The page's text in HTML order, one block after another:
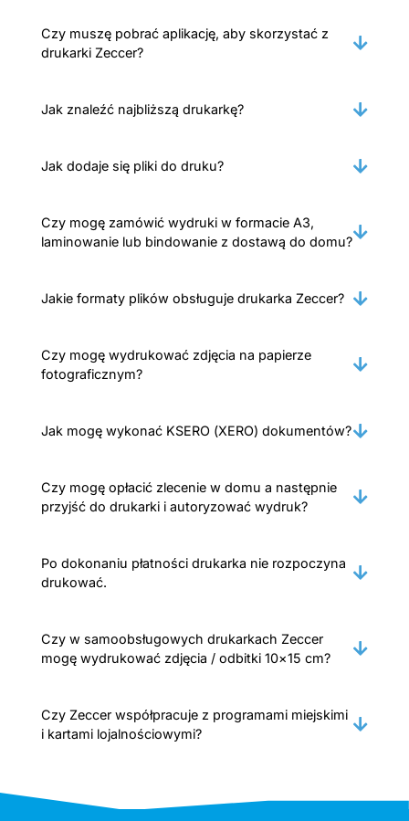
Czy muszę pobrać aplikację, aby skorzystać z
drukarki Zeccer?
Jak znaleźć najbliższą drukarkę?
Jak dodaje się pliki do druku?
Czy mogę zamówić wydruki w formacie A3,
laminowanie lub bindowanie z dostawą do domu?
Jakie formaty plików obsługuje drukarka Zeccer?
Czy mogę wydrukować zdjęcia na papierze
fotograficznym?
Jak mogę wykonać KSERO (XERO) dokumentów?
Czy mogę opłacić zlecenie w domu a następnie
przyjść do drukarki i autoryzować wydruk?
Po dokonaniu płatności drukarka nie rozpoczyna
drukować.
Czy w samoobsługowych drukarkach Zeccer
mogę wydrukować zdjęcia / odbitki 10×15 cm?
Czy Zeccer współpracuje z programami miejskimi
i kartami lojalnościowymi?